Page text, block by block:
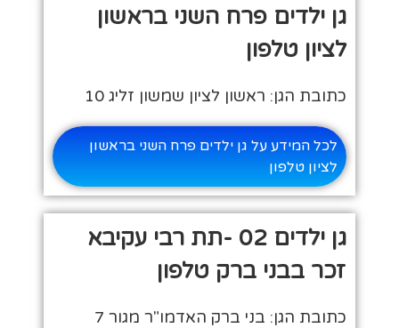
גן ילדים פרח השני בראשון
לציון טלפון
כתובת הגן: ראשון לציון שמשון זליג 10
לכל המידע על גן ילדים פרח השני בראשון
לציון טלפון
גן ילדים 02 -תת רבי עקיבא
זכר בבני ברק טלפון
כתובת הגן: בני ברק האדמו"ר מגור 7